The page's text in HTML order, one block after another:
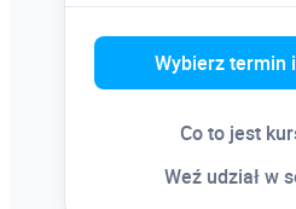
Wybierz termin
Co to jest
Weź udział w